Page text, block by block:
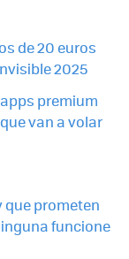
de 20 euros
2025
premium
van a volar
que prometen
funcione